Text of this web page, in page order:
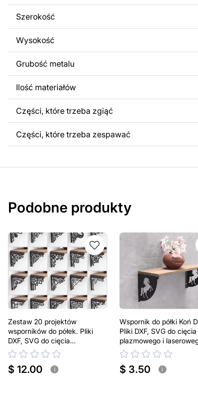
Jeśli masz jakiekolwiek pytania lub potrzebujesz
w dowolnym momencie – zawsze chętnie
Szerokość
Wysokość
Grubość metalu
Ilość materiałów
Części, które trzeba zgiąć
Części, które trzeba zespawać
Podobne produkty
Zestaw 20 projektów
wsporników do półek. Pliki
DXF, SVG do cięcia
plazmowego i laserowego.
Uchwyt do półki
$ 12.00 i
Wspornik do półki Koń
Pliki DXF, SVG do cięcia
plazmowego i
Uchwyt do półki
$ 3.50 i